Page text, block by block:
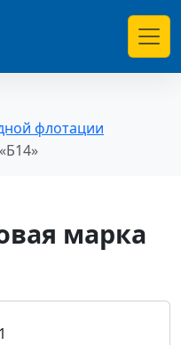
флотации
марка